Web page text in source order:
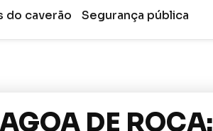
do caverão Segurança pública
DE ROÇA: